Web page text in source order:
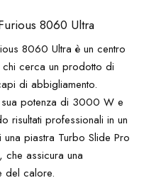
8060 Ultra
8060 Ultra è un centro
cerca un prodotto di
di abbigliamento.
potenza di 3000 W e
risultati professionali in un
piastra Turbo Slide Pro
che assicura una
del calore.